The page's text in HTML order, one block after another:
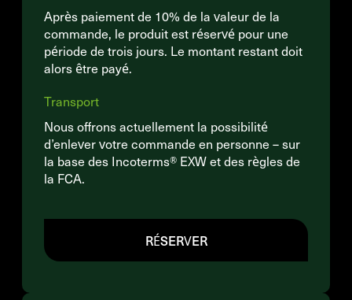
Après paiement de 10% de la valeur de la
commande, le produit est réservé pour une
période de trois jours. Le montant restant doit
alors être payé.
Transport
Nous offrons actuellement la possibilité
d’enlever votre commande en personne – sur
la base des Incoterms® EXW et des règles de
la FCA.
RÉSERVER